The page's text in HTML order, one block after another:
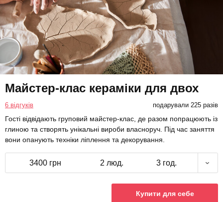
Майстер-клас кераміки для двох
6 відгуків подарували 225 разів
Гості відвідають груповий майстер-клас, де разом попрацюють із
глиною та створять унікальні вироби власноруч. Під час заняття
вони опанують техніки ліплення та декорування.
3400 грн 2 люд. 3 год.
Купити для себе